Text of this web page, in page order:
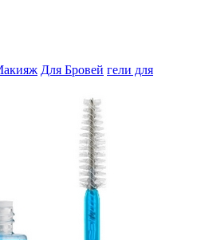
Для Бровей гели для